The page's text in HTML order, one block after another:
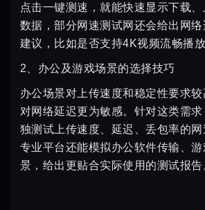
点击一键测速，就能快速显示下载
数据，部分网速测试网还会给出网
建议，比如是否支持4K视频流畅播放
2、办公及游戏场景的选择技巧
办公场景对上传速度和稳定性要求较
对网络延迟更为敏感。针对这类需
独测试上传速度、延迟、丢包率的
专业平台还能模拟办公软件传输、
景，给出更贴合实际使用的测试报告